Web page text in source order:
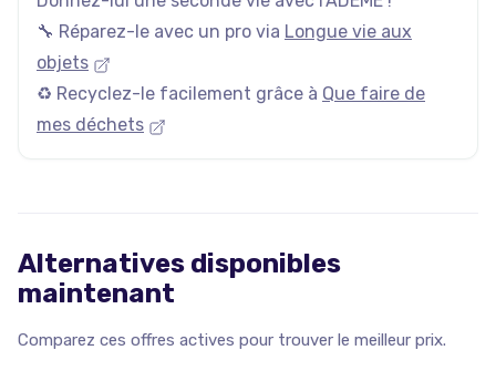
🔧 Réparez-le avec un pro via Longue vie aux
objets
♻️ Recyclez-le facilement grâce à Que faire de
mes déchets
Alternatives disponibles
maintenant
Comparez ces offres actives pour trouver le meilleur prix.